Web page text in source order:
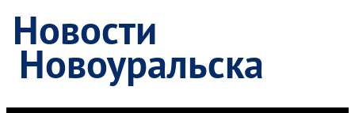
Новости
Новоуральска